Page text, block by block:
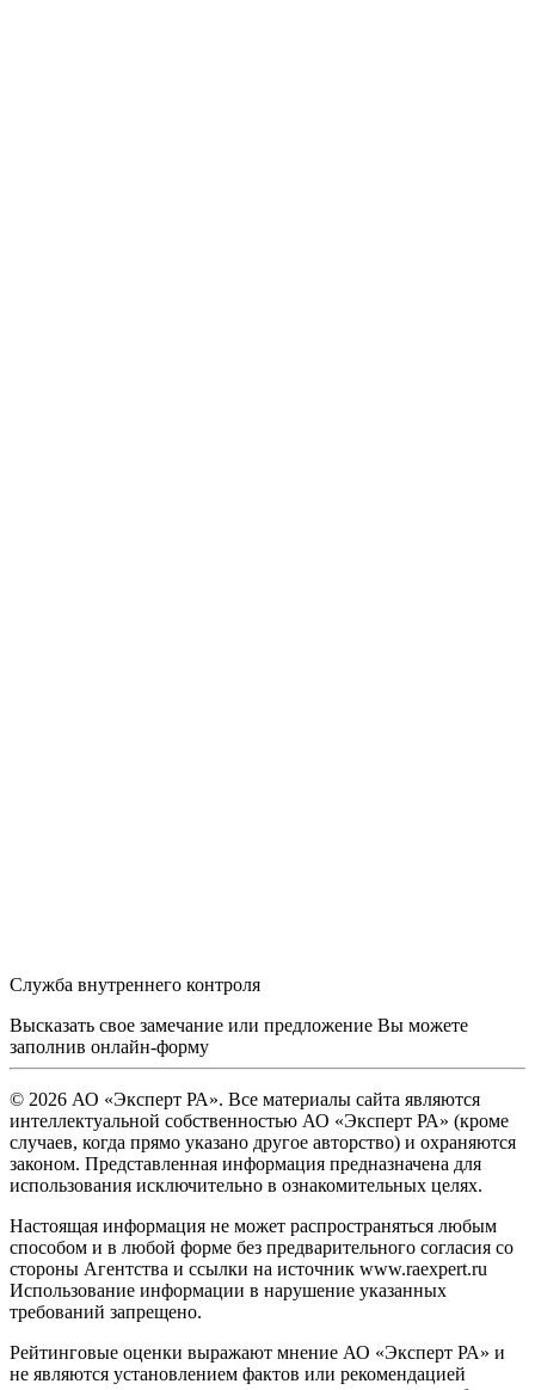
Служба внутреннего контроля
Высказать свое замечание или предложение Вы можете
заполнив онлайн-форму
© 2026 АО «Эксперт РА». Все материалы сайта являются
интеллектуальной собственностью АО «Эксперт РА» (кроме
случаев, когда прямо указано другое авторство) и охраняются
законом. Представленная информация предназначена для
использования исключительно в ознакомительных целях.
Настоящая информация не может распространяться любым
способом и в любой форме без предварительного согласия со
стороны Агентства и ссылки на источник www.raexpert.ru
Использование информации в нарушение указанных
требований запрещено.
Рейтинговые оценки выражают мнение АО «Эксперт РА» и
не являются установлением фактов или рекомендацией